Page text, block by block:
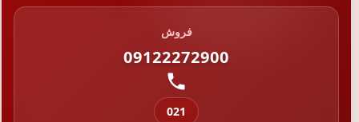
فروش
09122272900
021